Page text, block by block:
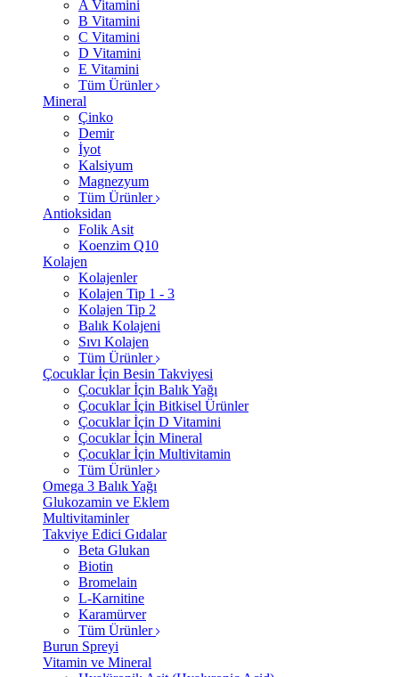
A Vitamini
B Vitamini
C Vitamini
D Vitamini
E Vitamini
Tüm Ürünler
Mineral
Çinko
Demir
İyot
Kalsiyum
Magnezyum
Tüm Ürünler
Antioksidan
Folik Asit
Koenzim Q10
Kolajen
Kolajenler
Kolajen Tip 1 - 3
Kolajen Tip 2
Balık Kolajeni
Sıvı Kolajen
Tüm Ürünler
Çocuklar İçin Besin Takviyesi
Çocuklar İçin Balık Yağı
Çocuklar İçin Bitkisel Ürünler
Çocuklar İçin D Vitamini
Çocuklar İçin Mineral
Çocuklar İçin Multivitamin
Tüm Ürünler
Omega 3 Balık Yağı
Glukozamin ve Eklem
Multivitaminler
Takviye Edici Gıdalar
Beta Glukan
Biotin
Bromelain
L-Karnitine
Karamürver
Tüm Ürünler
Burun Spreyi
Vitamin ve Mineral